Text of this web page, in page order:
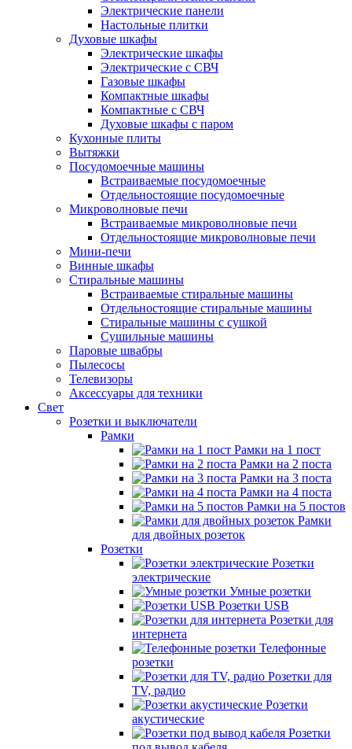
Электрические панели
Настольные плитки
Духовые шкафы
Электрические шкафы
Электрические с СВЧ
Газовые шкафы
Компактные шкафы
Компактные с СВЧ
Духовые шкафы с паром
Кухонные плиты
Вытяжки
Посудомоечные машины
Встраиваемые посудомоечные
Отдельностоящие посудомоечные
Микроволновые печи
Встраиваемые микроволновые печи
Отдельностоящие микроволновые печи
Мини-печи
Винные шкафы
Стиральные машины
Встраиваемые стиральные машины
Отдельностоящие стиральные машины
Стиральные машины с сушкой
Сушильные машины
Паровые швабры
Пылесосы
Телевизоры
Аксессуары для техники
Свет
Розетки и выключатели
Рамки
Рамки на 1 пост
Рамки на 2 поста
Рамки на 3 поста
Рамки на 4 поста
Рамки на 5 постов
Рамки
для двойных розеток
Розетки
Розетки
электрические
Умные розетки
Розетки USB
Розетки для
интернета
Телефонные
розетки
Розетки для
TV, радио
Розетки
акустические
Розетки